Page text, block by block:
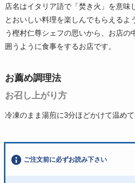
店名はイタリア語で「焚き火」を意味
とおいしい料理を楽しんでもらえるよ
う樫村仁尊シェフの思いから、お店の
囲うように食事をするお店です。
お薦め調理法
お召し上がり方
冷凍のまま湯煎に3分ほどかけて温め
ご注文前に必ずお読み下さい